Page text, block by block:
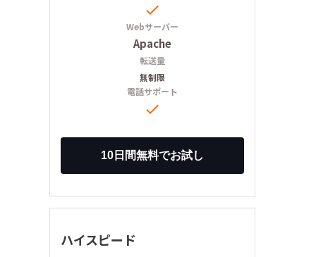

Webサーバー
Apache
転送量
無制限
電話サポート

ハイスピード